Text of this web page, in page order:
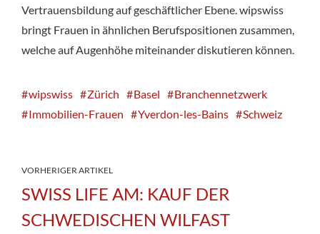
Vertrauensbildung auf geschäftlicher Ebene. wipswiss
bringt Frauen in ähnlichen Berufspositionen zusammen,
welche auf Augenhöhe miteinander diskutieren können.
wipswiss Zürich Basel
Branchennetzwerk
Immobilien-Frauen
Yverdon-les-Bains Schweiz
VORHERIGER ARTIKEL
SWISS LIFE AM: KAUF DER
SCHWEDISCHEN WILFAST